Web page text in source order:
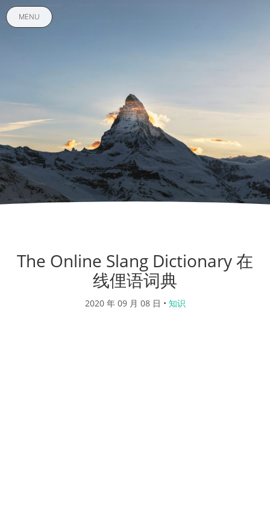
MENU
The Online Slang Dictionary 在
线俚语词典
2020 年 09 月 08 日 • 知识